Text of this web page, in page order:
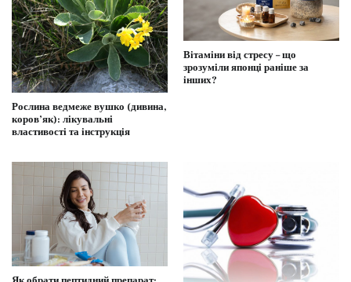
Рослина ведмеже вушко (дивина,
коров’як): лікувальні
властивості та інструкція
Вітаміни від стресу – що
зрозуміли японці раніше за
інших?